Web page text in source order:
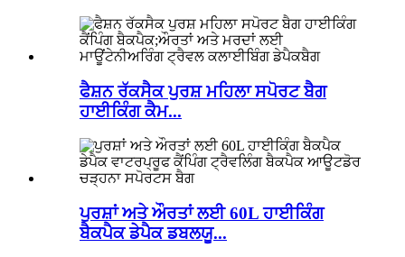
ਫੈਸ਼ਨ ਰੱਕਸੈਕ ਪੁਰਸ਼ ਮਹਿਲਾ ਸਪੋਰਟ ਬੈਗ
ਹਾਈਕਿੰਗ ਕੈਮ...
ਪੁਰਸ਼ਾਂ ਅਤੇ ਔਰਤਾਂ ਲਈ 60L ਹਾਈਕਿੰਗ
ਬੈਕਪੈਕ ਡੇਪੈਕ ਡਬਲਯੂ...